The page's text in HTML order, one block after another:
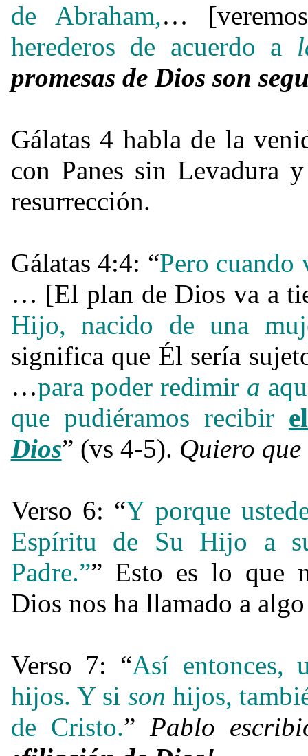
de Abraham,…
herederos de acuerdo a
promesas de Dios son
Gálatas 4 habla de la
con Panes sin Levadura
resurrección.
Gálatas 4:4: “Pero
… [El plan de Dios va a
Hijo, nacido de una
significa que Él sería
…para poder redimir a
que pudiéramos recibir
Dios” (vs 4-5). Quiero que
Verso 6: “Y porque
Espíritu de Su Hijo a
Padre.”” Esto es lo que
Dios nos ha llamado a
Verso 7: “Así entonces,
hijos. Y si son hijos,
de Cristo.” Pablo